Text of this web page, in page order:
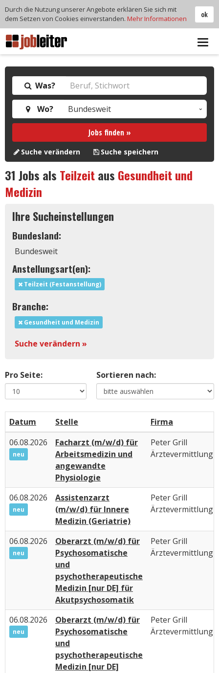
Was?
Wo?
Jobs finden »
Suche verändern Suche speichern
31 Jobs als Teilzeitaus Gesundheit und
Medizin
Ihre Sucheinstellungen
Bundesland:
Bundesweit
Anstellungsart(en):
Teilzeit (Festanstellung)
Branche:
Gesundheit und Medizin
Suche verändern »
Pro Seite: Sortieren nach:
Datum Stelle
Firma
06.08.2026
neu
Facharzt (m/w/d) für
Arbeitsmedizin und
angewandte
Physiologie
Peter Grill
Ärztevermittlung
06.08.2026
neu
Assistenzarzt
(m/w/d) für Innere
Medizin (Geriatrie)
Peter Grill
Ärztevermittlung
06.08.2026
neu
Oberarzt (m/w/d) für
Psychosomatische
und
psychotherapeutische
Medizin [nur DE] für
Akutpsychosomatik
Peter Grill
Ärztevermittlung
06.08.2026
neu
Oberarzt (m/w/d) für
Psychosomatische
und
psychotherapeutische
Medizin [nur DE]
Peter Grill
Ärztevermittlung
ok
Durch die Nutzung unserer Angebote erklären Sie sich mit
dem Setzen von Cookies einverstanden. Mehr Informationen